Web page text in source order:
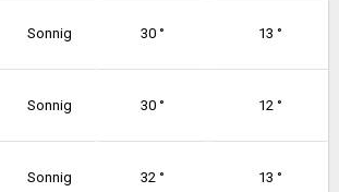
Sonnig 30 ° 13 °
Sonnig 30 ° 12 °
Sonnig 32 ° 13 °